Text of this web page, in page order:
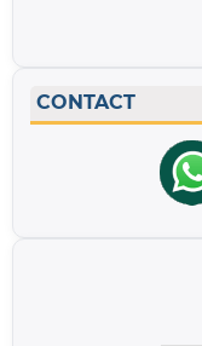
CONTACT